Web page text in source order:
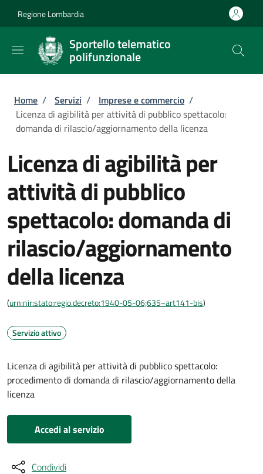
Regione Lombardia
Sportello telematico
polifunzionale
Briciole di pane
Home / Servizi / Imprese e commercio /
Licenza di agibilità per attività di pubblico spettacolo:
domanda di rilascio/aggiornamento della licenza
Licenza di agibilità per
attività di pubblico
spettacolo: domanda di
rilascio/aggiornamento
della licenza
(urn:nir:stato:regio.decreto:1940-05-06;635~art141-bis)
Servizio attivo
Licenza di agibilità per attività di pubblico spettacolo:
procedimento di domanda di rilascio/aggiornamento della
licenza
Accedi al servizio
Condividi